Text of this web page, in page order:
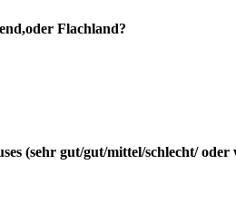
Flachland?
(sehr gut/gut/mittel/schlecht/